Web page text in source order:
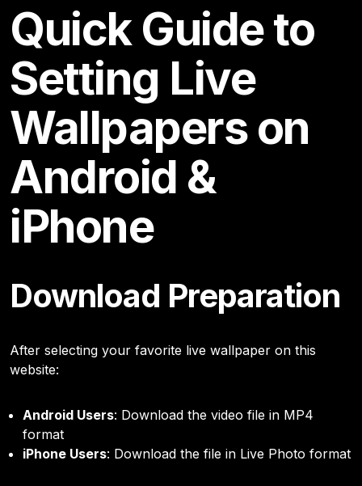
Quick Guide to
Setting Live
Wallpapers on
Android &
iPhone
Download Preparation
After selecting your favorite live wallpaper on this
website:
Android Users: Download the video file in MP4
format
iPhone Users: Download the file in Live Photo format